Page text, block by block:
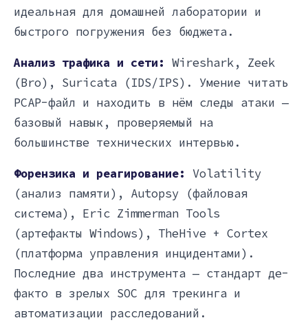
идеальная для домашней лаборатории и
быстрого погружения без бюджета.
Анализ трафика и сети: Wireshark, Zeek
(Bro), Suricata (IDS/IPS). Умение читать
PCAP-файл и находить в нём следы атаки —
базовый навык, проверяемый на
большинстве технических интервью.
Форензика и реагирование: Volatility
(анализ памяти), Autopsy (файловая
система), Eric Zimmerman Tools
(артефакты Windows), TheHive + Cortex
(платформа управления инцидентами).
Последние два инструмента — стандарт де-
факто в зрелых SOC для трекинга и
автоматизации расследований.